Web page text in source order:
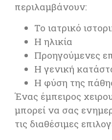
περιλαμβάνουν:
Το ιατρικό
Η ηλικία
Προηγούμενες
Η γενική
Η φύση της
Ένας έμπειρος
μπορεί να σας
τις διαθέσιμες